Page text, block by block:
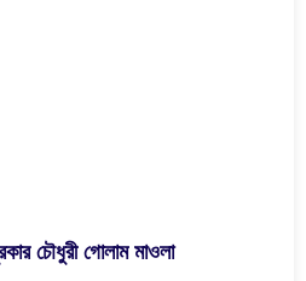
চৌধুরী গোলাম মাওলা